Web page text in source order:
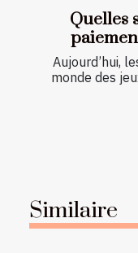
Quelles
Aujourd’hui,
monde des
Similaire